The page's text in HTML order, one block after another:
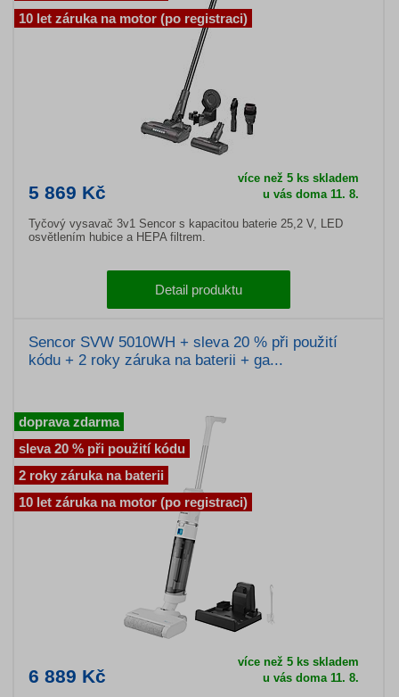
5 869 Kč
více než 5 ks skladem
u vás doma 11. 8.
Tyčový vysavač 3v1 Sencor s kapacitou baterie 25,2 V, LED
osvětlením hubice a HEPA filtrem.
Detail produktu
10 let záruka na motor (po registraci)
Sencor SVW 5010WH + sleva 20 % při použití
kódu + 2 roky záruka na baterii + ga...
6 889 Kč
více než 5 ks skladem
u vás doma 11. 8.
doprava zdarma
sleva 20 % při použití kódu
2 roky záruka na baterii
10 let záruka na motor (po registraci)